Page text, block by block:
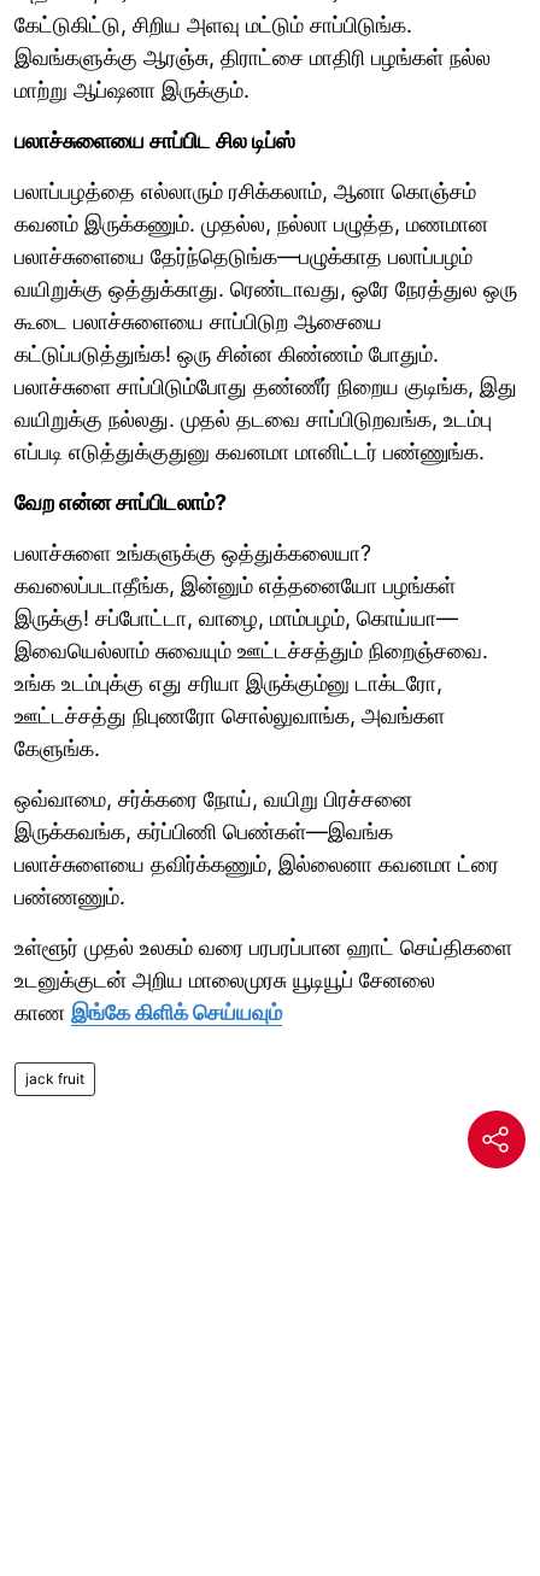
கேட்டுகிட்டு, சிறிய அளவு மட்டும் சாப்பிடுங்க.
இவங்களுக்கு ஆரஞ்சு, திராட்சை மாதிரி பழங்கள் நல்ல
மாற்று ஆப்ஷனா இருக்கும்.
பலாச்சுளையை சாப்பிட சில டிப்ஸ்
பலாப்பழத்தை எல்லாரும் ரசிக்கலாம், ஆனா கொஞ்சம்
கவனம் இருக்கணும். முதல்ல, நல்லா பழுத்த, மணமான
பலாச்சுளையை தேர்ந்தெடுங்க—பழுக்காத பலாப்பழம்
வயிறுக்கு ஒத்துக்காது. ரெண்டாவது, ஒரே நேரத்துல ஒரு
கூடை பலாச்சுளையை சாப்பிடுற ஆசையை
கட்டுப்படுத்துங்க! ஒரு சின்ன கிண்ணம் போதும்.
பலாச்சுளை சாப்பிடும்போது தண்ணீர் நிறைய குடிங்க, இது
வயிறுக்கு நல்லது. முதல் தடவை சாப்பிடுறவங்க, உடம்பு
எப்படி எடுத்துக்குதுனு கவனமா மானிட்டர் பண்ணுங்க.
வேற என்ன சாப்பிடலாம்?
பலாச்சுளை உங்களுக்கு ஒத்துக்கலையா?
கவலைப்படாதீங்க, இன்னும் எத்தனையோ பழங்கள்
இருக்கு! சப்போட்டா, வாழை, மாம்பழம், கொய்யா—
இவையெல்லாம் சுவையும் ஊட்டச்சத்தும் நிறைஞ்சவை.
உங்க உடம்புக்கு எது சரியா இருக்கும்னு டாக்டரோ,
ஊட்டச்சத்து நிபுணரோ சொல்லுவாங்க, அவங்கள
கேளுங்க.
ஒவ்வாமை, சர்க்கரை நோய், வயிறு பிரச்சனை
இருக்கவங்க, கர்ப்பிணி பெண்கள்—இவங்க
பலாச்சுளையை தவிர்க்கணும், இல்லைனா கவனமா ட்ரை
பண்ணணும்.
உள்ளூர் முதல் உலகம் வரை பரபரப்பான ஹாட் செய்திகளை
உடனுக்குடன் அறிய மாலைமுரசு யூடியூப் சேனலை
காண இங்கே கிளிக் செய்யவும்
jack fruit